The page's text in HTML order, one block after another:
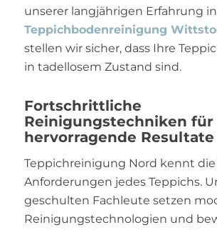
unserer langjährigen Erfahrung
Teppichbodenreinigung
stellen wir sicher, dass Ihre
in tadellosem Zustand sind.
Fortschrittliche
Reinigungstechniken für
hervorragende Resultate
Teppichreinigung Nord kennt
Anforderungen jedes Teppichs.
geschulten Fachleute setzen
Reinigungstechnologien und